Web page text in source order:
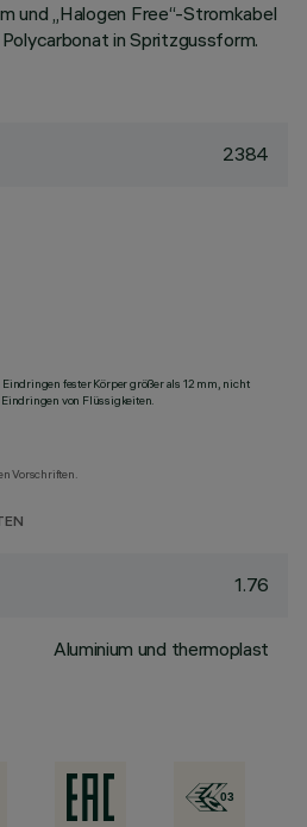
und „Halogen Free“-Stromkabel
in Spritzgussform.
2384
fester Körper größer als 12 mm, nicht
von Flüssigkeiten.
Vorschriften.
1.76
Aluminium und thermoplast